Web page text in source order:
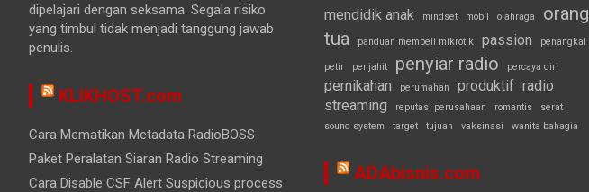
dipelajari dengan seksama. Segala risiko
yang timbul tidak menjadi tanggung jawab
penulis.
KLIKHOST.com
Cara Mematikan Metadata RadioBOSS
Paket Peralatan Siaran Radio Streaming
Cara Disable CSF Alert Suspicious process
mendidik anak mindset mobil olahraga
orang
tua
panduan membeli mikrotik passion penangkal
petir penjahit penyiar radio percaya diri
pernikahan perumahan produktif radio
streaming
reputasi perusahaan romantis
serat
sound system
target tujuan vaksinasi wanita bahagia
ADAbisnis.com